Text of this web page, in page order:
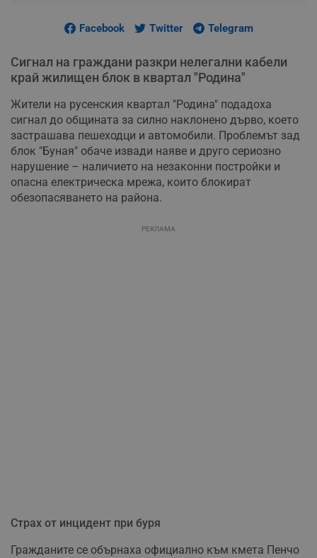
Facebook Twitter Telegram
Сигнал на граждани разкри нелегални кабели
край жилищен блок в квартал "Родина"
Жители на русенския квартал "Родина" подадоха
сигнал до общината за силно наклонено дърво, което
застрашава пешеходци и автомобили. Проблемът зад
блок "Буная" обаче извади наяве и друго сериозно
нарушение – наличието на незаконни постройки и
опасна електрическа мрежа, които блокират
обезопасяването на района.
РЕКЛАМА
Страх от инцидент при буря
Гражданите се обърнаха официално към кмета Пенчо